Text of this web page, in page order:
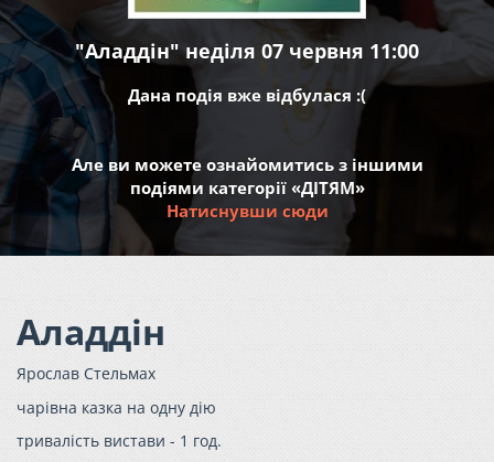
"Аладдін" неділя 07 червня 11:00
Дана подія вже відбулася :(
Але ви можете ознайомитись з іншими
подіями категорії «ДІТЯМ»
Натиснувши сюди
Аладдін
Ярослав Стельмах
чарівна казка на одну дію
тривалість вистави - 1 год.